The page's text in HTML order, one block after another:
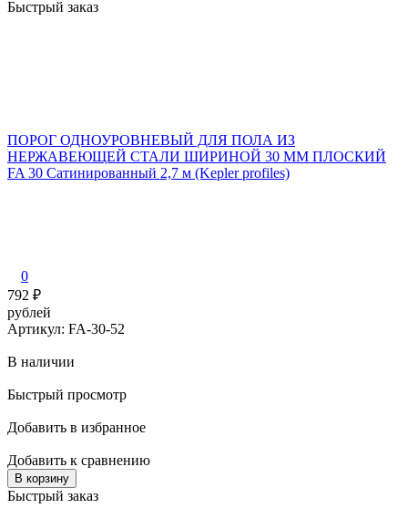
Быстрый заказ
ПОРОГ ОДНОУРОВНЕВЫЙ ДЛЯ ПОЛА ИЗ
НЕРЖАВЕЮЩЕЙ СТАЛИ ШИРИНОЙ 30 ММ ПЛОСКИЙ
FA 30 Сатинированный 2,7 м (Kepler profiles)
0
792 ₽
рублей
Артикул: FA-30-52
В наличии
Быстрый просмотр
Добавить в избранное
Добавить к сравнению
В корзину
Быстрый заказ